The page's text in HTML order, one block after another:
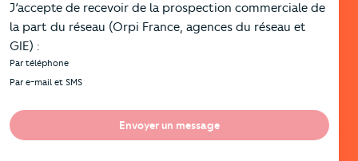
J’accepte de recevoir de la prospection commerciale de
la part du réseau (Orpi France, agences du réseau et
GIE) :
Par téléphone
Par e-mail et SMS
Envoyer un message